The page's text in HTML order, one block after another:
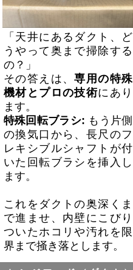
「天井にあるダクト、ど
うやって奥まで掃除する
の？」
その答えは、専用の特殊
機材とプロの技術にあり
ます。
特殊回転ブラシ: もう片側
の換気口から、長尺のフ
レキシブルシャフトが付
いた回転ブラシを挿入し
ます。
これをダクトの奥深くま
で進ませ、内壁にこびり
ついたホコリや汚れを限
界まで掻き落とします。